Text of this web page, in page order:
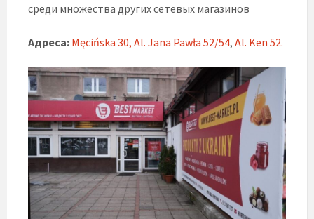
среди множества других сетевых магазинов
Адреса: Męcińska 30, Al. Jana Pawła 52/54, Al. Ken 52.